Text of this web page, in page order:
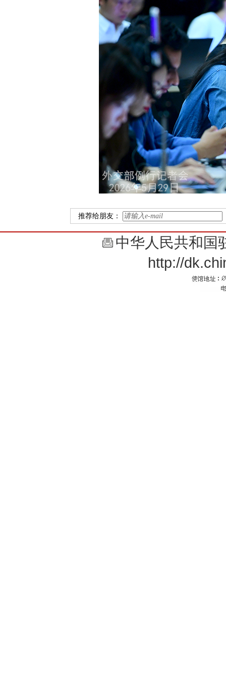
推荐给朋友：
中华人民共和国
http://